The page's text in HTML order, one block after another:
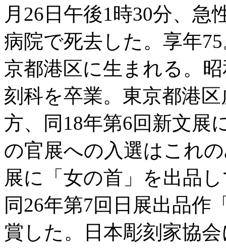
月26日午後1時30分、
病院で死去した。享年
京都港区に生まれる。
刻科を卒業。東京都港
方、同18年第6回新文展
の官展への入選はこれ
展に「女の首」を出品
同26年第7回日展出品作
賞した。日本彫刻家協